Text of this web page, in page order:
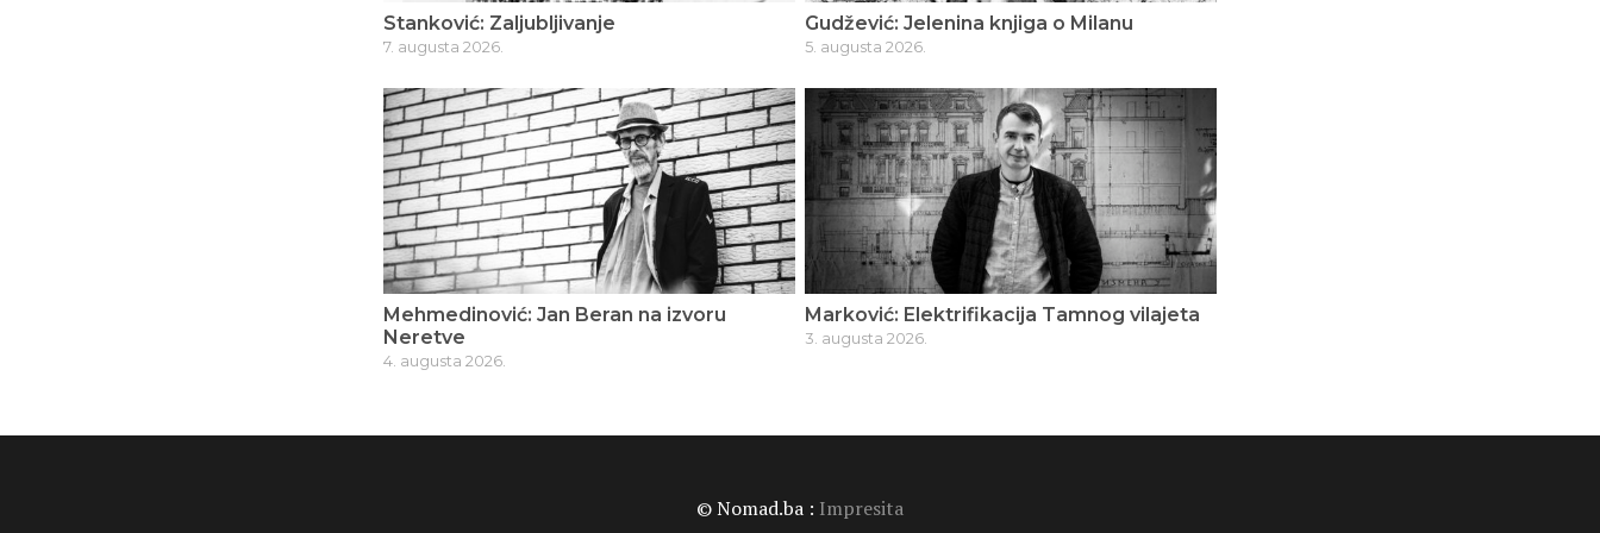
Stanković: Zaljubljivanje
7. augusta 2026.
Gudžević: Jelenina knjiga o Milanu
5. augusta 2026.
Mehmedinović: Jan Beran na izvoru
Neretve
4. augusta 2026.
Marković: Elektrifikacija Tamnog vilajeta
3. augusta 2026.
© Nomad.ba : Impresita